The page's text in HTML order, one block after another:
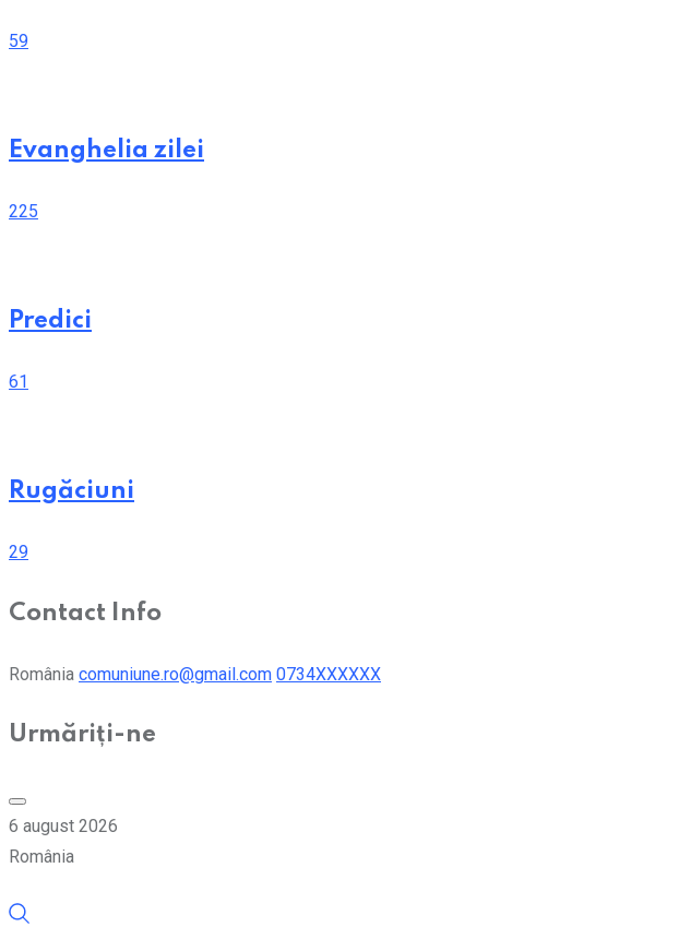
59
Evanghelia zilei
225
Predici
61
Rugăciuni
29
Contact Info
România comuniune.ro@gmail.com 0734XXXXXX
Urmăriți-ne
6 august 2026
România